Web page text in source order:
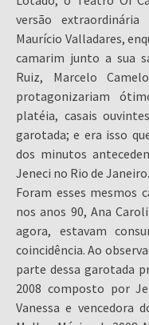
versão
Maurício Valladares,
camarim junto a sua
Ruiz, Marcelo
protagonizariam
platéia, casais
garotada; e era isso
dos minutos
Jeneci no Rio de Janeiro.
Foram esses mesmos
nos anos 90, Ana
agora, estavam
coincidência. Ao
parte dessa garotada
2008 composto por
Vanessa e vencedora